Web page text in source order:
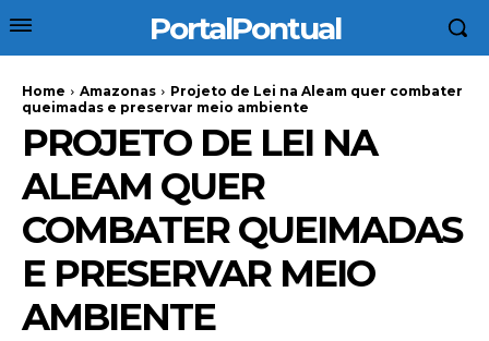
PortalPontual
Home Amazonas
Projeto de Lei na Aleam quer combater
queimadas e preservar meio ambiente
PROJETO DE LEI NA
ALEAM QUER
COMBATER QUEIMADAS
E PRESERVAR MEIO
AMBIENTE